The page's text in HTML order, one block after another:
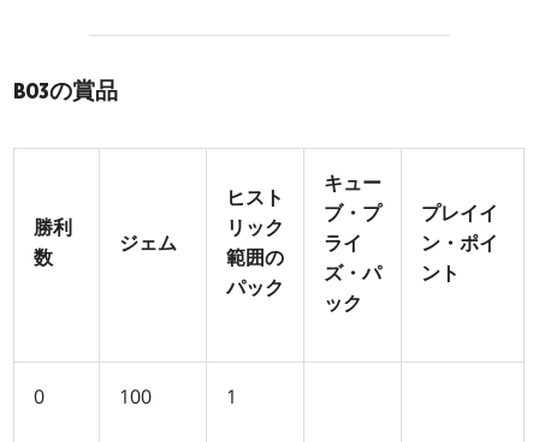
BO3の賞品
勝利
数
ジェム
ヒスト
リック
範囲の
パック
キュー
ブ・プ
ライ
ズ・パ
ック
プレイイ
ン・ポイ
ント
0 100 1